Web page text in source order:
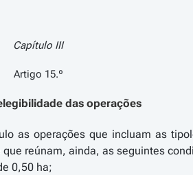
Capítulo III
Artigo 15.º
das operações
as operações que incluam as
reúnam, ainda, as seguintes
0,50 ha;